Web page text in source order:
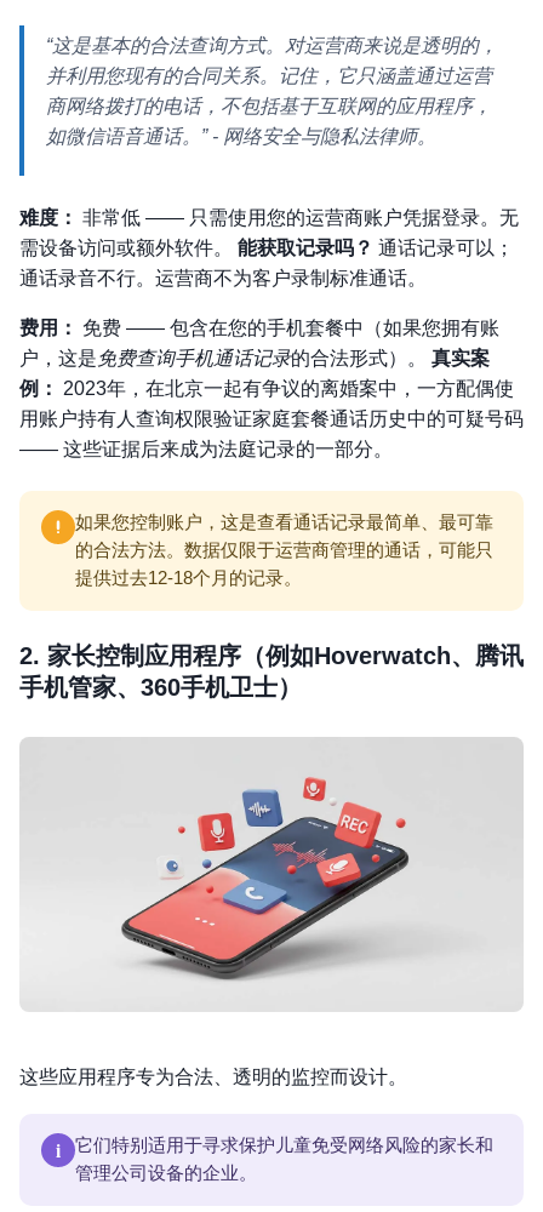
“这是基本的合法查询方式。对运营商来说是透明的，
并利用您现有的合同关系。记住，它只涵盖通过运营
商网络拨打的电话，不包括基于互联网的应用程序，
如微信语音通话。”- 网络安全与隐私法律师。
难度： 非常低 —— 只需使用您的运营商账户凭据登录。无
需设备访问或额外软件。 能获取记录吗？ 通话记录可以；
通话录音不行。运营商不为客户录制标准通话。
费用：
免费 —— 包含在您的手机套餐中（如果您拥有账
户，这是免费查询手机通话记录的合法形式）。 真实案
例：
2023年，在北京一起有争议的离婚案中，一方配偶使
用账户持有人查询权限验证家庭套餐通话历史中的可疑号码
—— 这些证据后来成为法庭记录的一部分。
如果您控制账户，这是查看通话记录最简单、最可靠
的合法方法。数据仅限于运营商管理的通话，可能只
提供过去12-18个月的记录。
2. 家长控制应用程序（例如Hoverwatch、腾讯
手机管家、360手机卫士）
这些应用程序专为合法、透明的监控而设计。
i
它们特别适用于寻求保护儿童免受网络风险的家长和
管理公司设备的企业。